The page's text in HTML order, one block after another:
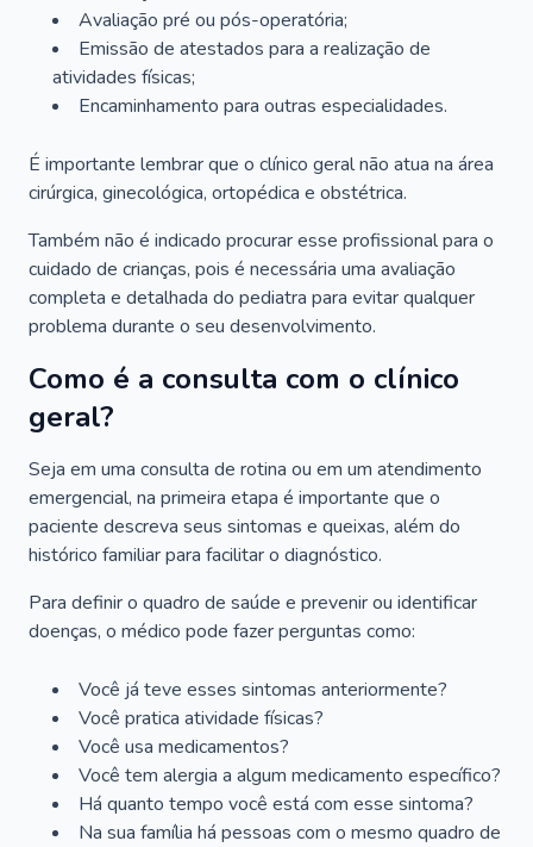
Avaliação pré ou pós-operatória;
Emissão de atestados para a realização de
atividades físicas;
Encaminhamento para outras especialidades.
É importante lembrar que o clínico geral não atua na área
cirúrgica, ginecológica, ortopédica e obstétrica.
Também não é indicado procurar esse profissional para o
cuidado de crianças, pois é necessária uma avaliação
completa e detalhada do pediatra para evitar qualquer
problema durante o seu desenvolvimento.
Como é a consulta com o clínico
geral?
Seja em uma consulta de rotina ou em um atendimento
emergencial, na primeira etapa é importante que o
paciente descreva seus sintomas e queixas, além do
histórico familiar para facilitar o diagnóstico.
Para definir o quadro de saúde e prevenir ou identificar
doenças, o médico pode fazer perguntas como:
Você já teve esses sintomas anteriormente?
Você pratica atividade físicas?
Você usa medicamentos?
Você tem alergia a algum medicamento específico?
Há quanto tempo você está com esse sintoma?
Na sua família há pessoas com o mesmo quadro de